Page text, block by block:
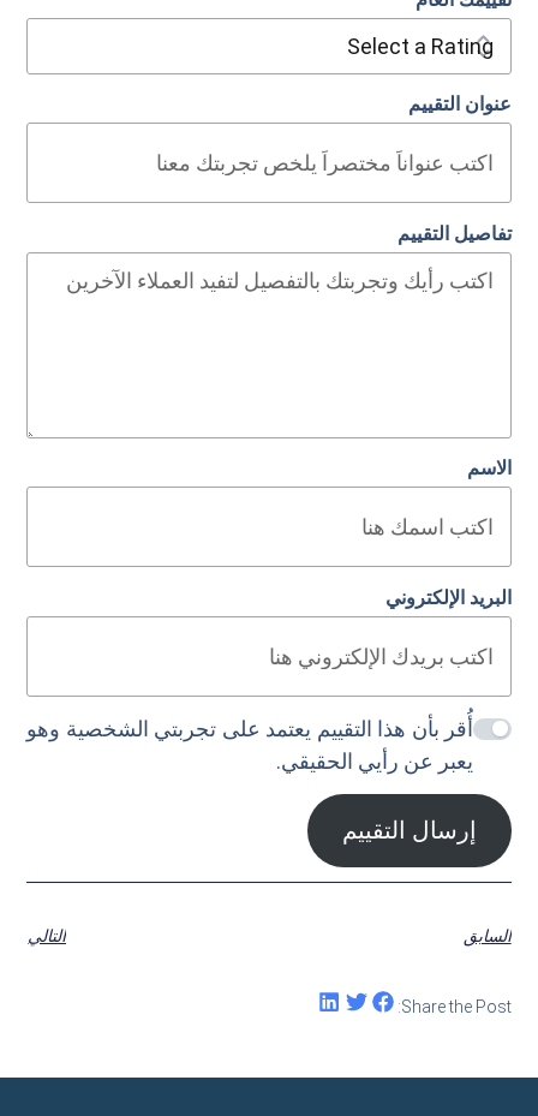
عنوان التقييم
تفاصيل التقييم
الاسم
البريد الإلكتروني
أُقر بأن هذا التقييم يعتمد على تجربتي الشخصية وهو
يعبر عن رأيي الحقيقي.
إرسال التقييم
السابق التالي
Share the Post: